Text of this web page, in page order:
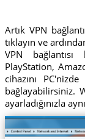
Artık VPN
tıklayın ve
VPN
PlayStation,
cihazını
bağlayabilirsiniz.
ayarladığınızla